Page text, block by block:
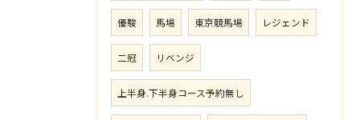
優駿 馬場 東京競馬場 レジェンド
二冠 リベンジ
上半身.下半身コース予約無し